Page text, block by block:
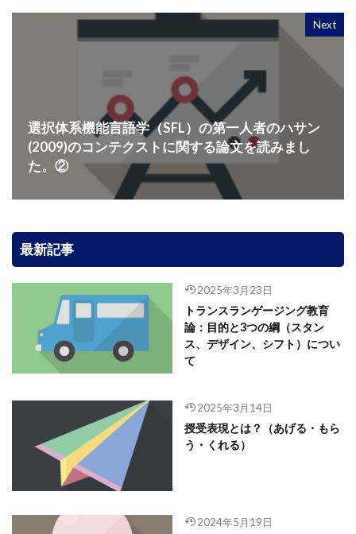
Next
選択体系機能言語学（SFL）の第一人者のハサン
(2009)のコンテクストに関する論文を読みまし
た。②
最新記事
2025年3月23日
トランスランゲージング教育
論：目的と3つの綱（スタン
ス、デザイン、シフト）につい
て
2025年3月14日
授受表現とは？（あげる・もら
う・くれる）
2024年5月19日